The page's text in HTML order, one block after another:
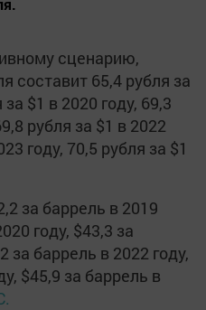
сценарию,
составит 65,4 рубля за
$1 в 2020 году, 69,3
рубля за $1 в 2022
году, 70,5 рубля за $1
за баррель в 2019
году, $43,3 за
за баррель в 2022 году,
$45,9 за баррель в